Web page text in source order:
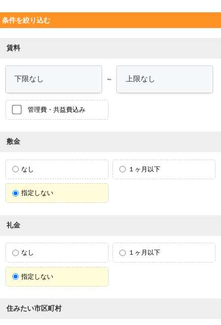
条件を絞り込む
賃料
～
管理費・共益費込み
敷金
なし １ヶ月以下
指定しない
礼金
なし １ヶ月以下
指定しない
住みたい市区町村